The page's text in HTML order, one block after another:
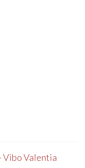
Vibo Valentia